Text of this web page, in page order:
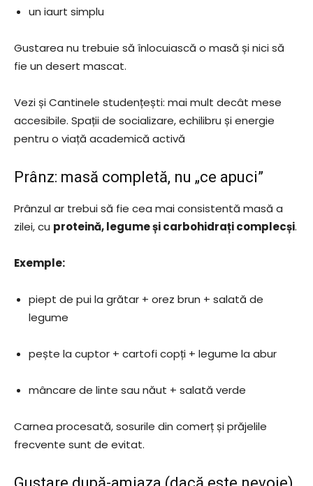
un iaurt simplu
Gustarea nu trebuie să înlocuiască o masă și nici să
fie un desert mascat.
Vezi și Cantinele studențești: mai mult decât mese
accesibile. Spații de socializare, echilibru și energie
pentru o viață academică activă
Prânz: masă completă, nu „ce apuci”
Prânzul ar trebui să fie cea mai consistentă masă a
zilei, cu proteină, legume și carbohidrați complecși.
Exemple:
piept de pui la grătar + orez brun + salată de
legume
pește la cuptor + cartofi copți + legume la abur
mâncare de linte sau năut + salată verde
Carnea procesată, sosurile din comerț și prăjelile
frecvente sunt de evitat.